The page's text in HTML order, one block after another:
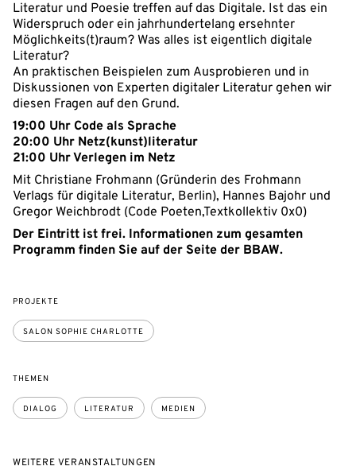
Literatur und Poesie treffen auf das Digitale. Ist das ein
Widerspruch oder ein jahrhundertelang ersehnter
Möglichkeits(t)raum? Was alles ist eigentlich digitale
Literatur?
An praktischen Beispielen zum Ausprobieren und in
Diskussionen von Experten digitaler Literatur gehen wir
diesen Fragen auf den Grund.
19:00 Uhr Code als Sprache
20:00 Uhr Netz(kunst)literatur
21:00 Uhr Verlegen im Netz
Mit Christiane Frohmann (Gründerin des Frohmann
Verlags für digitale Literatur, Berlin), Hannes Bajohr und
Gregor Weichbrodt (Code Poeten,Textkollektiv 0x0)
Der Eintritt ist frei. Informationen zum gesamten
Programm finden Sie auf der Seite der BBAW.
PROJEKTE
SALON SOPHIE CHARLOTTE
THEMEN
DIALOG LITERATUR MEDIEN
WEITERE VERANSTALTUNGEN